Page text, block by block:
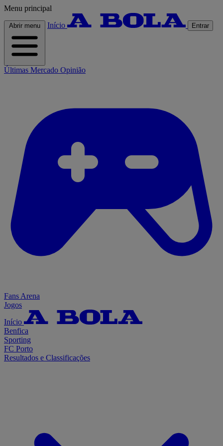
Menu principal
Abrir menu Início Entrar
Últimas Mercado Opinião
Fans Arena
Jogos
Início
Benfica
Sporting
FC Porto
Resultados e Classificações